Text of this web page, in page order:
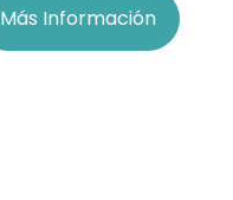
Más Información